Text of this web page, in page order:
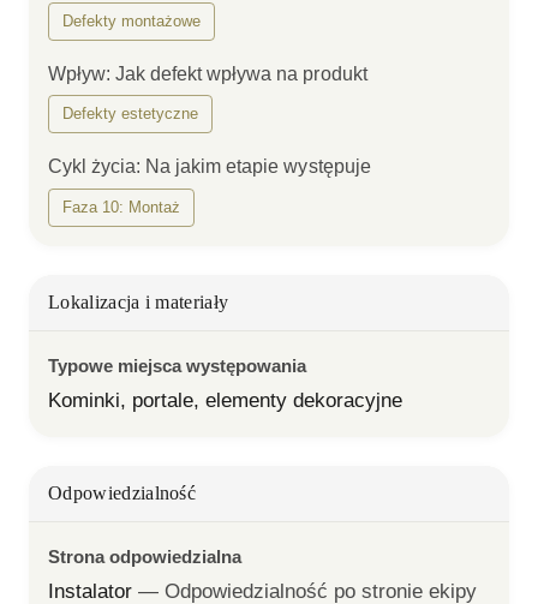
Defekty montażowe
Wpływ:Jak defekt wpływa na produkt
Defekty estetyczne
Cykl życia: Na jakim etapie występuje
Faza 10: Montaż
Lokalizacja i materiały
Typowe miejsca występowania
Kominki, portale, elementy dekoracyjne
Odpowiedzialność
Strona odpowiedzialna
Instalator — Odpowiedzialność po stronie ekipy